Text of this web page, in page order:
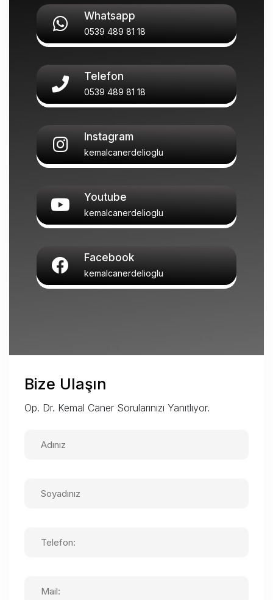
Whatsapp
0539 489 81 18
Telefon
0539 489 81 18
Instagram
kemalcanerdelioglu
Youtube
kemalcanerdelioglu
Facebook
kemalcanerdelioglu
Bize Ulaşın
Op. Dr. Kemal Caner Sorularınızı Yanıtlıyor.